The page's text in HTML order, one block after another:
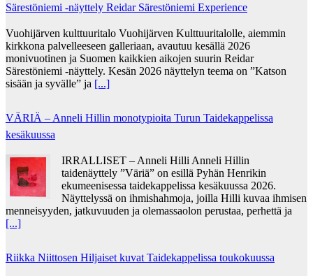
Särestöniemi -näyttely Reidar Särestöniemi Experience
Vuohijärven kulttuuritalo Vuohijärven Kulttuuritalolle, aiemmin
kirkkona palvelleeseen galleriaan, avautuu kesällä 2026
monivuotinen ja Suomen kaikkien aikojen suurin Reidar
Särestöniemi -näyttely. Kesän 2026 näyttelyn teema on ”Katson
sisään ja syvälle” ja [...]
VÄRIÄ – Anneli Hillin monotypioita Turun Taidekappelissa
kesäkuussa
IRRALLISET – Anneli Hilli Anneli Hillin
taidenäyttely ”Väriä” on esillä Pyhän Henrikin
ekumeenisessa taidekappelissa kesäkuussa 2026.
Näyttelyssä on ihmishahmoja, joilla Hilli kuvaa ihmisen
menneisyyden, jatkuvuuden ja olemassaolon perustaa, perhettä ja
[...]
Riikka Niittosen Hiljaiset kuvat Taidekappelissa toukokuussa